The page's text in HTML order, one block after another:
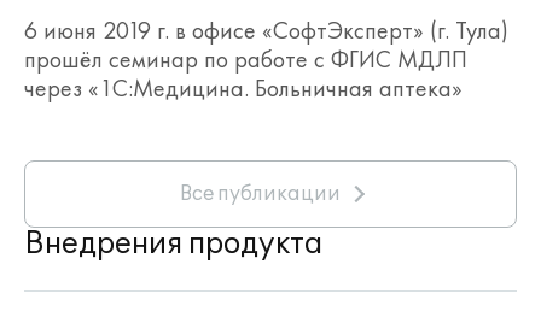
вакцинации в рамках национального
календаря профилактических
прививок и профилактических
прививок по эпидемическим
производится СЭМД "Протокол
манипуляции"
"Информированное согласие
Имеется отчет по форме №5
6 июня 2019 г. в офисе «СофтЭксперт» (г. Тула)
прошёл семинар по работе с ФГИС МДЛП
через «1С:Медицина. Больничная аптека»
Все публикации
Внедрения продукта